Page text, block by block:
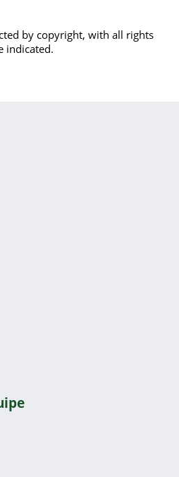
by copyright, with all rights
indicated.